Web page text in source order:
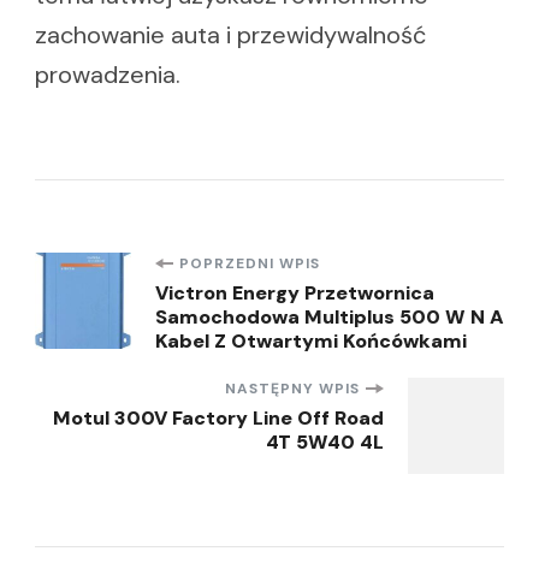
zachowanie auta i przewidywalność
prowadzenia.
Nawigacja
wpisu
POPRZEDNI WPIS
Victron Energy Przetwornica
Samochodowa Multiplus 500 W N A
Kabel Z Otwartymi Końcówkami
NASTĘPNY WPIS
Motul 300V Factory Line Off Road
4T 5W40 4L